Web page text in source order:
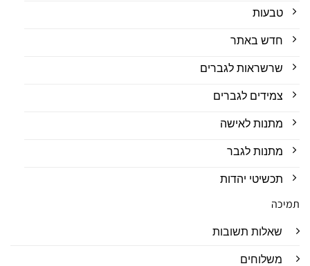
טבעות
חדש באתר
שרשראות לגברים
צמידים לגברים
מתנות לאישה
מתנות לגבר
תכשיטי יהדות
תמיכה
שאלות תשובות
משלוחים